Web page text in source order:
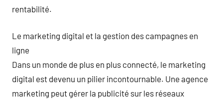
rentabilité.
Le marketing digital et la gestion des campagnes en
ligne
Dans un monde de plus en plus connecté, le marketing
digital est devenu un pilier incontournable. Une agence
marketing peut gérer la publicité sur les réseaux